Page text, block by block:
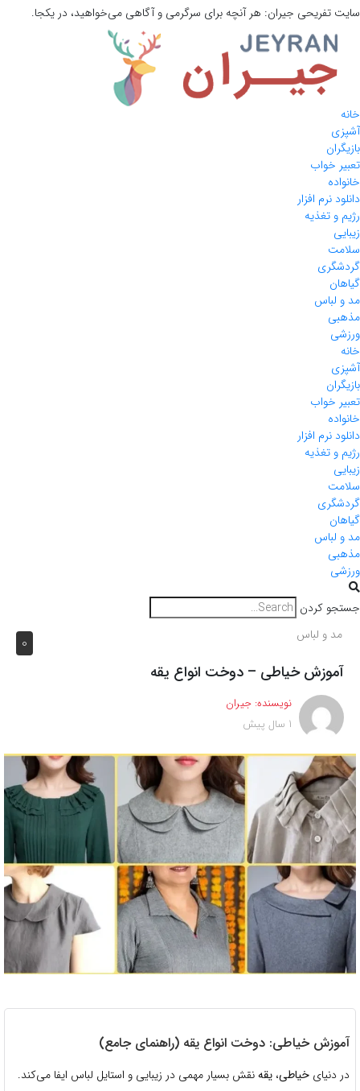
سایت تفریحی جیران: هر آنچه برای سرگرمی و آگاهی می‌خواهید، در یکجا.
خانه
آشپزی
بازیگران
تعبیر خواب
خانواده
دانلود نرم افزار
رژیم و تغذیه
زیبایی
سلامت
گردشگری
گیاهان
مد و لباس
مذهبی
ورزشی
خانه
آشپزی
بازیگران
تعبیر خواب
خانواده
دانلود نرم افزار
رژیم و تغذیه
زیبایی
سلامت
گردشگری
گیاهان
مد و لباس
مذهبی
ورزشی
جستجو کردن
0 مد و لباس
آموزش خیاطی – دوخت انواع یقه
نویسنده: جیران
1 سال پیش
آموزش خیاطی: دوخت انواع یقه (راهنمای جامع)
در دنیای خیاطی، یقهنقش بسیار مهمی در زیبایی و استایل لباس ایفا می‌کند.